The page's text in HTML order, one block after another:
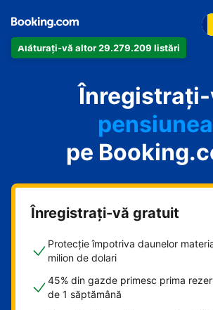
Alăturați-vă altor 29.279.209 listări
hotelul
proprietate de
pensiunea
B&B-ul
pe
Înregistrați-vă gratuit
Protecție împotriva daunelor
milion de dolari
45% din gazde primesc prima
de 1 săptămână